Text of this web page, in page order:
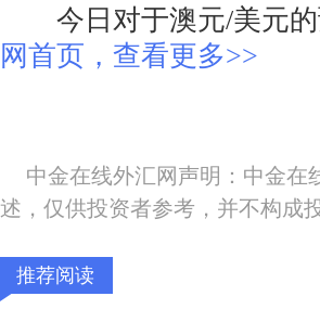
今日对于澳元/美元的
网首页，查看更多>>
中金在线外汇网声明：中金在
述，仅供投资者参考，并不构成
推荐阅读